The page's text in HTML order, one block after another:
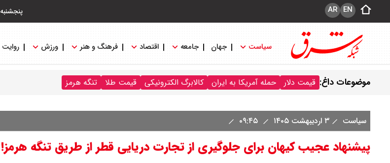
پنجشنبه ۱۵ مرداد ۱۴۰۵ EN
AR
سیاست جهان جامعه اقتصاد فرهنگ و هنر ورزش روایت
موضوعات داغ: قیمت دلار حمله آمریکا به ایران کالابرگ الکترونیکی قیمت طلا تنگه هرمز
سیاست ۳ اردیبهشت ۱۴۰۵
پیشنهاد عجیب کیهان برای جلوگیری از تجارت دریایی قطر از طریق تنگه هرمز!